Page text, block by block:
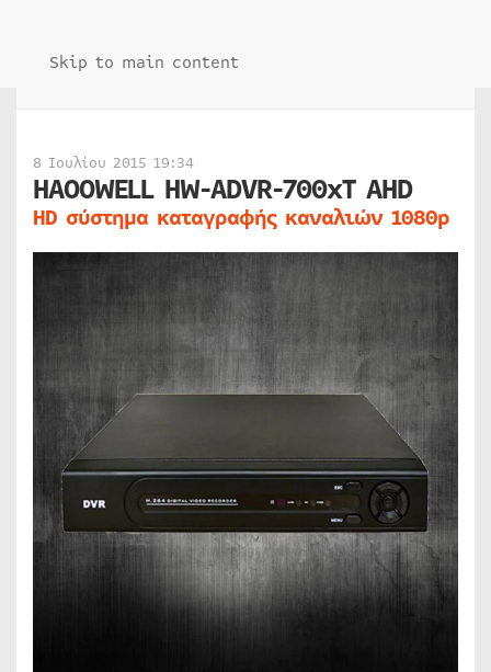
Skip to main content
8 Ιουλίου 2015 19:34
HAOOWELL HW-ADVR-700xT AHD
HD σύστημα καταγραφής καναλιών 1080p